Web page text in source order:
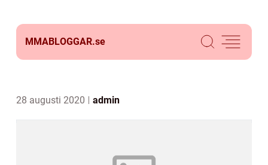
MMABLOGGAR.se
28 augusti 2020 admin